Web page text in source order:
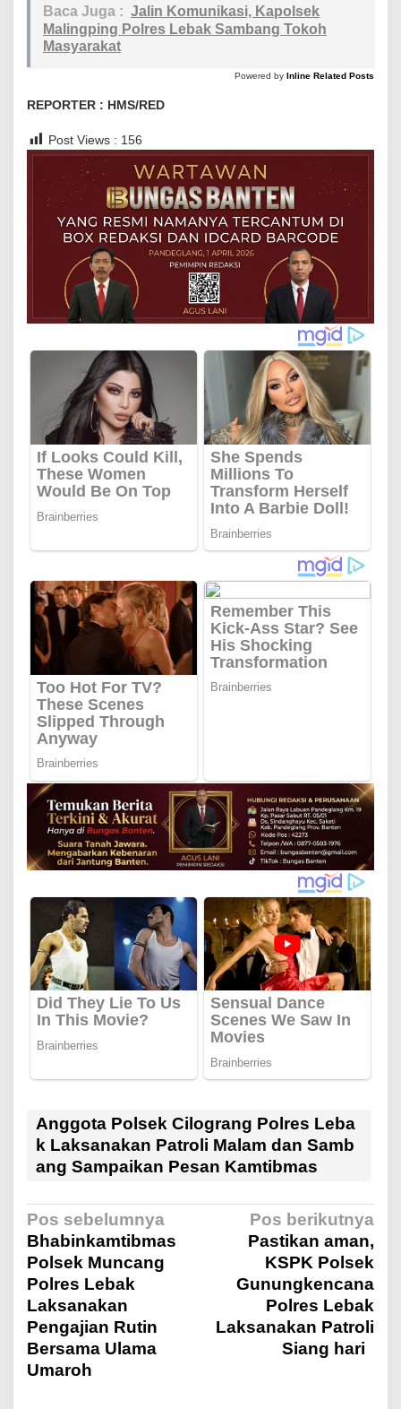
Baca Juga : Jalin Komunikasi, Kapolsek
Malingping Polres Lebak Sambang Tokoh
Masyarakat
Powered by Inline Related Posts
REPORTER : HMS/RED
Post Views : 156
Anggota Polsek Cilograng Polres Leba
k Laksanakan Patroli Malam dan Samb
ang Sampaikan Pesan Kamtibmas
N
a
v
i
Pos sebelumnya
Bhabinkamtibmas
Polsek Muncang
Polres Lebak
Laksanakan
Pengajian Rutin
Bersama Ulama
Umaroh
Pos berikutnya
Pastikan aman,
KSPK Polsek
Gunungkencana
Polres Lebak
Laksanakan Patroli
Siang hari